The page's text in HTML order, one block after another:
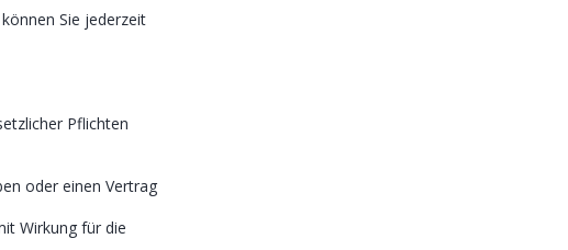
Sie jederzeit
Pflichten
oder einen Vertrag
Wirkung für die